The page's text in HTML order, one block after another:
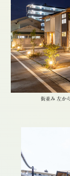
街並み 左か